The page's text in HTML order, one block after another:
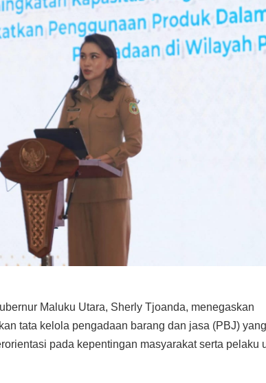
Maluku Utara, Sherly Tjoanda, menegaskan
tata kelola pengadaan barang dan jasa (PBJ) yang
pada kepentingan masyarakat serta pelaku